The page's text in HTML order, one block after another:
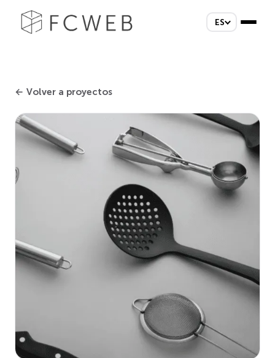
ES
← Volver a proyectos